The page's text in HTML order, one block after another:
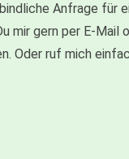
Anfrage für
mir gern per E-Mail
Oder ruf mich